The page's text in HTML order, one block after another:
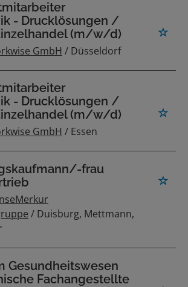
- Drucklösungen /
(m/w/d)
GmbH / Düsseldorf
- Drucklösungen /
(m/w/d)
GmbH / Essen
frau
/ Duisburg, Mettmann,
Gesundheitswesen
Fachangestellte